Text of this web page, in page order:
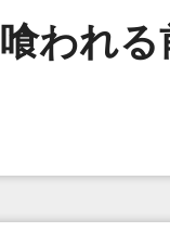
喰われる